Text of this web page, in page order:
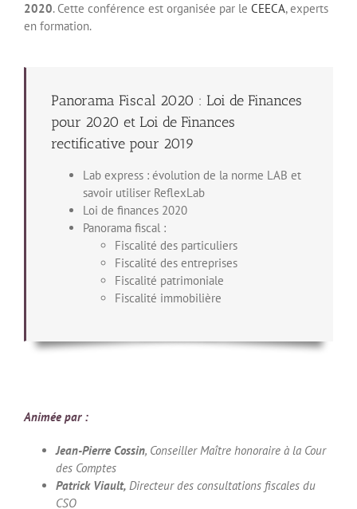
2020. Cette conférence est organisée par le CEECA, experts
en formation.
Panorama Fiscal 2020 : Loi de Finances
pour 2020 et Loi de Finances
rectificative pour 2019
Lab express : évolution de la norme LAB et
savoir utiliser ReflexLab
Loi de finances 2020
Panorama fiscal :
Fiscalité des particuliers
Fiscalité des entreprises
Fiscalité patrimoniale
Fiscalité immobilière
Animée par :
Jean-Pierre Cossin, Conseiller Maître honoraire à la Cour
des Comptes
Patrick Viault, Directeur des consultations fiscales du
CSO